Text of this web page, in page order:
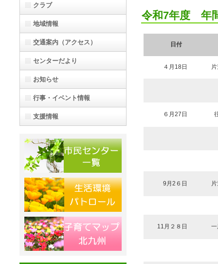
令和7年度 年
日付
４月18日
６月27日
9月2６日
11月２８日 一
クラブ
地域情報
交通案内（アクセス）
センターだより
お知らせ
行事・イベント情報
支援情報